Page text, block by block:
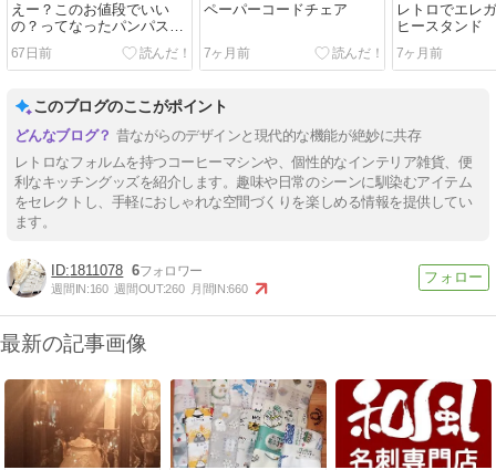
えー？このお値段でいい
の？ってなったパンパスグ
67日前
ペーパーコードチェア
7ヶ月前
レトロでエレ
ヒースタンド
7ヶ月前
このブログのここがポイント
昔ながらのデザインと現代的な機能が絶妙に共存
レトロなフォルムを持つコーヒーマシンや、個性的なインテリア雑貨、便
利なキッチングッズを紹介します。趣味や日常のシーンに馴染むアイテム
をセレクトし、手軽におしゃれな空間づくりを楽しめる情報を提供してい
ます。
1811078 6
週間IN:160 週間OUT:260 月間IN:660
最新の記事画像